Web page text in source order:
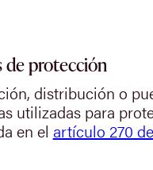
de protección
distribución o
utilizadas para
en el artículo 270